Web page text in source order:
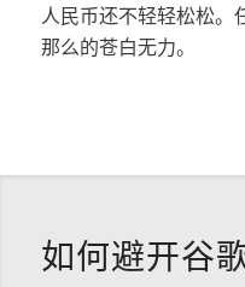
人民币还不轻轻松松。
那么的苍白无力。
如何避开谷